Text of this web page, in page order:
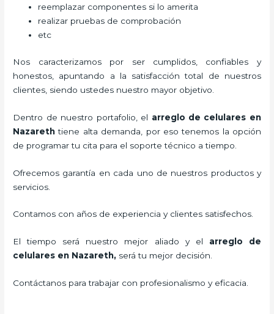
reemplazar componentes si lo amerita
realizar pruebas de comprobación
etc
Nos caracterizamos por ser cumplidos, confiables y
honestos, apuntando a la satisfacción total de nuestros
clientes, siendo ustedes nuestro mayor objetivo.
Dentro de nuestro portafolio, el arreglo de celulares en
Nazareth tiene alta demanda, por eso tenemos la opción
de programar tu cita para el soporte técnico a tiempo.
Ofrecemos garantía en cada uno de nuestros productos y
servicios.
Contamos con años de experiencia y clientes satisfechos.
El tiempo será nuestro mejor aliado y el arreglo de
celulares en Nazareth, será tu mejor decisión.
Contáctanos para trabajar con profesionalismo y eficacia.